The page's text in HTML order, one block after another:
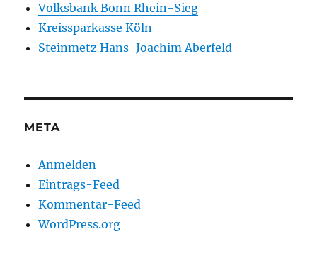
Volksbank Bonn Rhein-Sieg
Kreissparkasse Köln
Steinmetz Hans-Joachim Aberfeld
META
Anmelden
Eintrags-Feed
Kommentar-Feed
WordPress.org